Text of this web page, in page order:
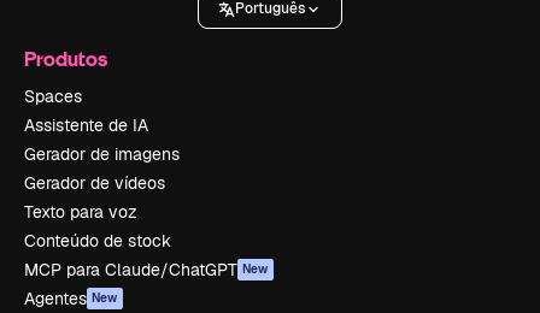
Português
Produtos
Spaces
Assistente de IA
Gerador de imagens
Gerador de vídeos
Texto para voz
Conteúdo de stock
MCP para Claude/ChatGPT New
Agentes New